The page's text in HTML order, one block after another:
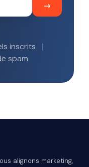
inscrits
spam
alignons marketing,